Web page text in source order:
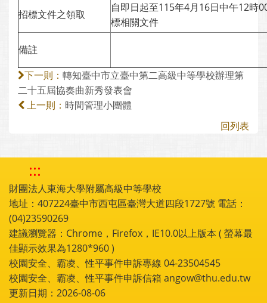
招標文件之領取
自即日起至115年4月16日中午12時
標相關文件
備註
下一則： 轉知臺中市立臺中第二高級中等學校辦理第
二十五屆協奏曲新秀發表會
上一則： 時間管理小團體
回列表
:::
財團法人東海大學附屬高級中等學校
地址：407224臺中市西屯區臺灣大道四段1727號 電話：
(04)23590269
建議瀏覽器：Chrome，Firefox，IE10.0以上版本 ( 螢幕最
佳顯示效果為1280*960 )
校園安全、霸凌、性平事件申訴專線 04-23504545
校園安全、霸凌、性平事件申訴信箱 angow@thu.edu.tw
更新日期：2026-08-06